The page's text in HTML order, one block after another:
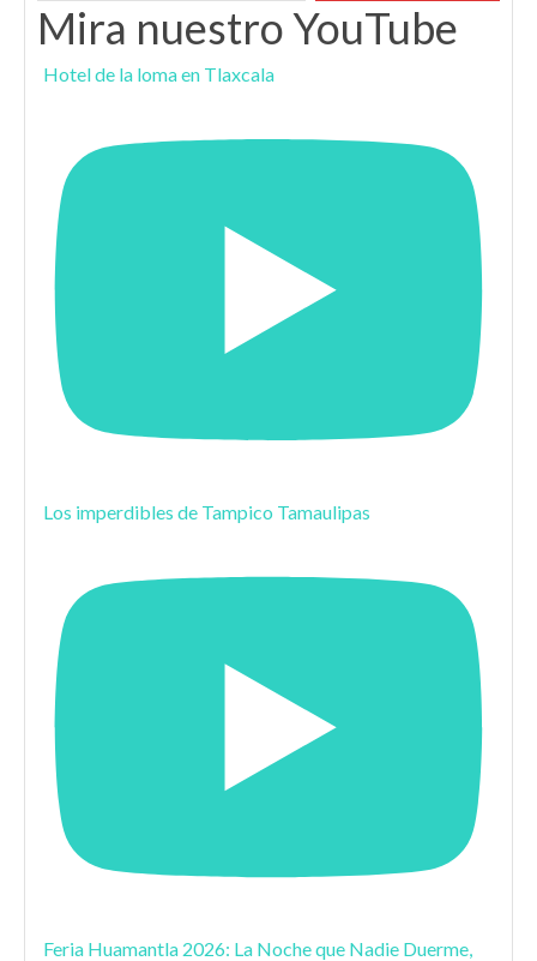
Mira nuestro YouTube
Hotel de la loma en Tlaxcala
Los imperdibles de Tampico Tamaulipas
Feria Huamantla 2026: La Noche que Nadie Duerme,